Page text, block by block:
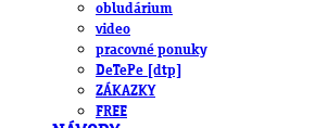
obludárium
video
pracovné ponuky
DeTePe [dtp]
ZÁKAZKY
FREE